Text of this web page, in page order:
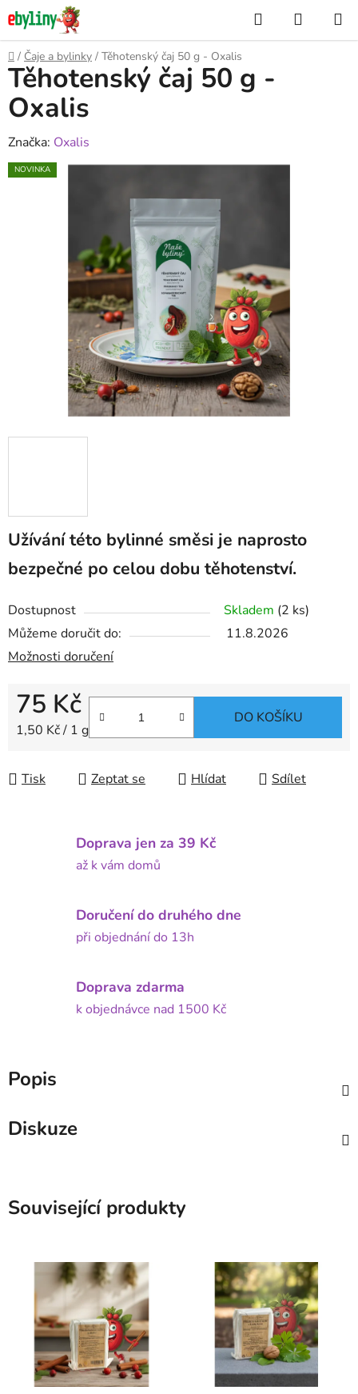
Přejít
na
obsah
Hledat
KOŠÍK
Domů
/ Čaje a bylinky / Těhotenský čaj 50 g - Oxalis
Užívání této bylinné směsi je naprosto
bezpečné po celou dobu těhotenství.
Dostupnost Skladem (2 ks)
Můžeme doručit do:
11.8.2026
Možnosti doručení
75 Kč
Měrná cena:
1,50 Kč / 1 g
DO KOŠÍKU
Tisk Zeptat se Hlídat Sdílet
Těhotenský čaj 50 g -
Oxalis
Značka: Oxalis
NOVINKA
Doprava jen za 39 Kč
až k vám domů
Doručení do druhého dne
při objednání do 13h
Doprava zdarma
k objednávce nad 1500 Kč
Popis
Diskuze
Související produkty